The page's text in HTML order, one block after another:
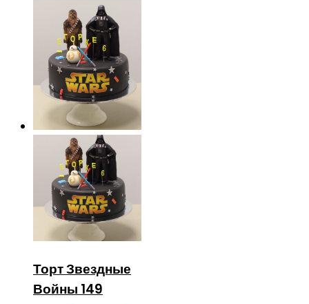
Торт Звездные
Войны 149